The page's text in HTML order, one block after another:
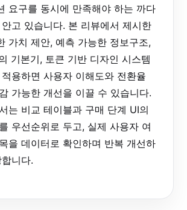
요구를 동시에 만족해야 하는 까다
고 있습니다. 본 리뷰에서 제시한
가치 제안, 예측 가능한 정보구조,
기본기, 토큰 기반 디자인 시스템
용하면 사용자 이해도와 전환율
가능한 개선을 이끌 수 있습니다.
는 비교 테이블과 구매 단계 UI의
우선순위로 두고, 실제 사용자 여
을 데이터로 확인하며 반복 개선하
니다.